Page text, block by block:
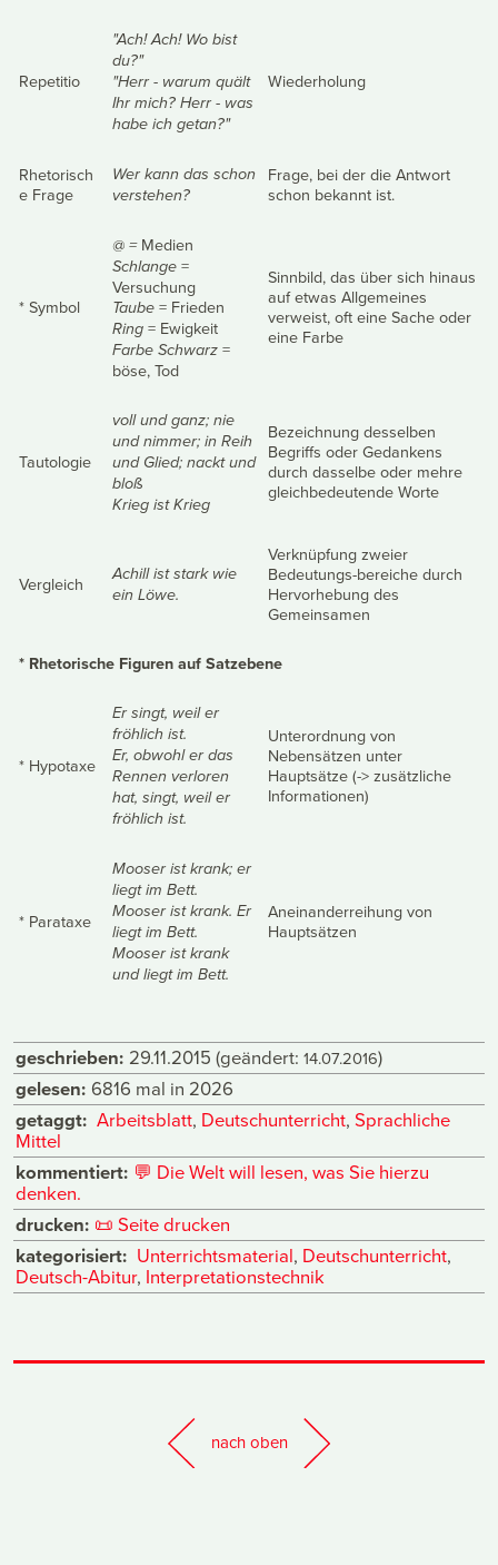
Repetitio
"Ach! Ach! Wo bist
du?"
"Herr - warum quält
Ihr mich? Herr - was
habe ich getan?"
Wiederholung
Rhetorisch
e Frage
Wer kann das schon
verstehen?
Frage, bei der die Antwort
schon bekannt ist.
* Symbol
@ = Medien
Schlange =
Versuchung
Taube = Frieden
Ring = Ewigkeit
Farbe Schwarz =
böse, Tod
Sinnbild, das über sich hinaus
auf etwas Allgemeines
verweist, oft eine Sache oder
eine Farbe
Tautologie
voll und ganz; nie
und nimmer; in Reih
und Glied; nackt und
bloß
Krieg ist Krieg
Bezeichnung desselben
Begriffs oder Gedankens
durch dasselbe oder mehre
gleichbedeutende Worte
Vergleich
Achill ist stark wie
ein Löwe.
Verknüpfung zweier
Bedeutungs-bereiche durch
Hervorhebung des
Gemeinsamen
* Rhetorische Figuren auf Satzebene
* Hypotaxe
Er singt, weil er
fröhlich ist.
Er, obwohl er das
Rennen verloren
hat, singt, weil er
fröhlich ist.
Unterordnung von
Nebensätzen unter
Hauptsätze (-> zusätzliche
Informationen)
* Parataxe
Mooser ist krank; er
liegt im Bett.
Mooser ist krank. Er
liegt im Bett.
Mooser ist krank
und liegt im Bett.
Aneinanderreihung von
Hauptsätzen
geschrieben: 29.11.2015 (geändert: 14.07.2016)
gelesen: 6816 mal in 2026
getaggt: Arbeitsblatt, Deutschunterricht, Sprachliche
Mittel
kommentiert: 💬 Die Welt will lesen, was Sie hierzu
denken.
drucken: 📜 Seite drucken
kategorisiert: Unterrichtsmaterial, Deutschunterricht,
Deutsch-Abitur, Interpretationstechnik
nach oben